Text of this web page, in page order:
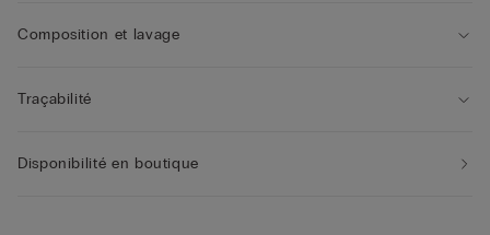
Composition et lavage
Traçabilité
Disponibilité en boutique